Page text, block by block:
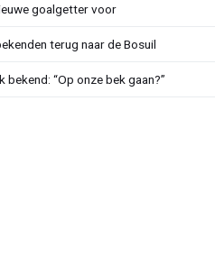
goalgetter voor
terug naar de Bosuil
“Op onze bek gaan?”